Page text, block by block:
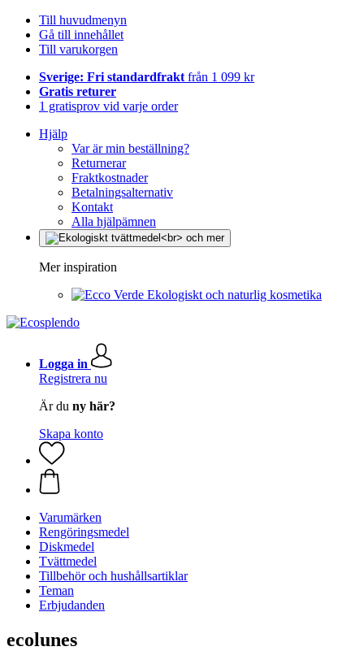
Till huvudmenyn
Gå till innehållet
Till varukorgen
Sverige: Fri standardfrakt från 1 099 kr
Gratis returer
1 gratisprov vid varje order
Hjälp
Var är min beställning?
Returnerar
Fraktkostnader
Betalningsalternativ
Kontakt
Alla hjälpämnen
Mer inspiration
Ekologiskt och naturlig kosmetika
Logga in
Registrera nu
Är du ny här?
Skapa konto
Varumärken
Rengöringsmedel
Diskmedel
Tvättmedel
Tillbehör och hushållsartiklar
Teman
Erbjudanden
ecolunes